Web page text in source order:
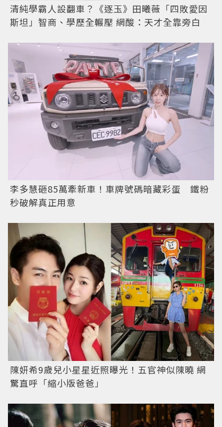
清純學霸人設翻車？《逐玉》田曦薇「四敗愛因
斯坦」智商、學歷全輾壓 網酸：天才全靠旁白
李多慧砸85萬牽新車！車牌號碼暗藏彩蛋 鐵粉
秒破解真正用意
陳妍希9歲兒小星星近照曝光！五官神似陳曉 網
驚直呼「縮小版爸爸」